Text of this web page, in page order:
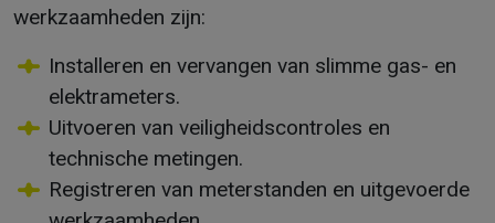
werkzaamheden zijn:
Installeren en vervangen van slimme gas- en
elektrameters.
Uitvoeren van veiligheidscontroles en
technische metingen.
Registreren van meterstanden en uitgevoerde